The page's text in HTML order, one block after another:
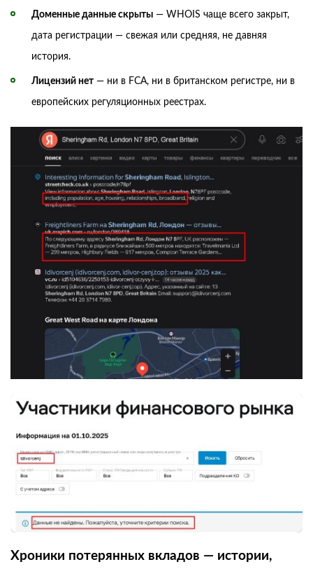
Доменные данные скрыты — WHOIS чаще всего закрыт,
дата регистрации — свежая или средняя, не давняя
история.
Лицензий нет — ни в FCA, ни в британском регистре, ни в
европейских регуляционных реестрах.
Хроники потерянных вкладов — истории,